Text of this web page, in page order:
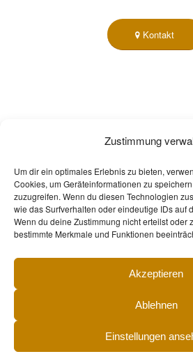
Zustimmung
Um dir ein optimales Erlebnis zu bieten,
Cookies, um Geräteinformationen zu
zuzugreifen. Wenn du diesen Technologien
wie das Surfverhalten oder eindeutige IDs auf
Wenn du deine Zustimmung nicht erteilst oder
bestimmte Merkmale und Funktionen
Akzeptieren
Ablehnen
Einstellungen
Kontakt